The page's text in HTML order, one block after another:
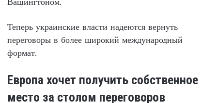
Теперь украинские власти надеются вернуть
переговоры в более широкий международный
формат.
Европа хочет получить собственное
место за столом переговоров